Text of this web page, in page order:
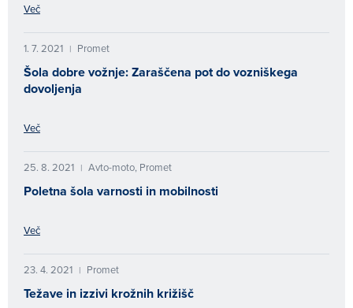
Več
1. 7. 2021 | Promet
Šola dobre vožnje: Zaraščena pot do vozniškega
dovoljenja
Več
25. 8. 2021 | Avto-moto, Promet
Poletna šola varnosti in mobilnosti
Več
23. 4. 2021 | Promet
Težave in izzivi krožnih križišč